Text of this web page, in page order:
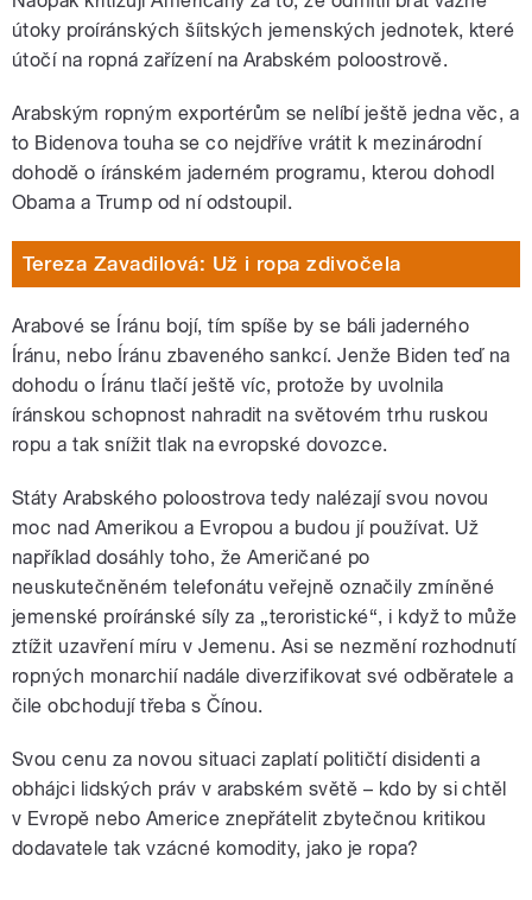
útoky proíránských šíitských jemenských jednotek, které
útočí na ropná zařízení na Arabském poloostrově.
Arabským ropným exportérům se nelíbí ještě jedna věc, a
to Bidenova touha se co nejdříve vrátit k mezinárodní
dohodě o íránském jaderném programu, kterou dohodl
Obama a Trump od ní odstoupil.
Tereza Zavadilová: Už i ropa zdivočela
Arabové se Íránu bojí, tím spíše by se báli jaderného
Íránu, nebo Íránu zbaveného sankcí. Jenže Biden teď na
dohodu o Íránu tlačí ještě víc, protože by uvolnila
íránskou schopnost nahradit na světovém trhu ruskou
ropu a tak snížit tlak na evropské dovozce.
Státy Arabského poloostrova tedy nalézají svou novou
moc nad Amerikou a Evropou a budou jí používat. Už
například dosáhly toho, že Američané po
neuskutečněném telefonátu veřejně označily zmíněné
jemenské proíránské síly za „teroristické“, i když to může
ztížit uzavření míru v Jemenu. Asi se nezmění rozhodnutí
ropných monarchií nadále diverzifikovat své odběratele a
čile obchodují třeba s Čínou.
Svou cenu za novou situaci zaplatí političtí disidenti a
obhájci lidských práv v arabském světě – kdo by si chtěl
v Evropě nebo Americe znepřátelit zbytečnou kritikou
dodavatele tak vzácné komodity, jako je ropa?